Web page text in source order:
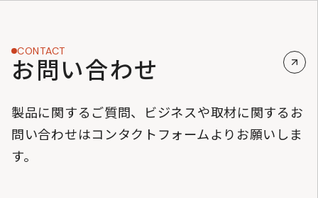
CONTACT
お問い合わせ
製品に関するご質問、ビジネスや取材に関するお
問い合わせはコンタクトフォームよりお願いしま
す。